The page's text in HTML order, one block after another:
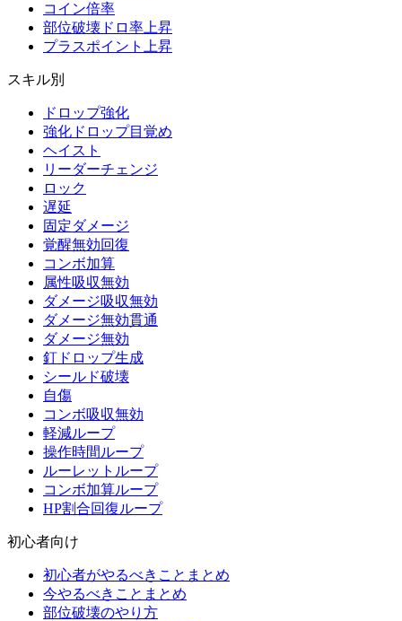
コイン倍率
部位破壊ドロ率上昇
プラスポイント上昇
スキル別
ドロップ強化
強化ドロップ目覚め
ヘイスト
リーダーチェンジ
ロック
遅延
固定ダメージ
覚醒無効回復
コンボ加算
属性吸収無効
ダメージ吸収無効
ダメージ無効貫通
ダメージ無効
釘ドロップ生成
シールド破壊
自傷
コンボ吸収無効
軽減ループ
操作時間ループ
ルーレットループ
コンボ加算ループ
HP割合回復ループ
初心者向け
初心者がやるべきことまとめ
今やるべきことまとめ
部位破壊のやり方